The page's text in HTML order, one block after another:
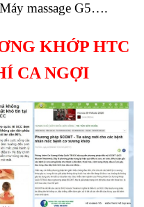
massage G5….
KHỚP HTC
CA NGỢI